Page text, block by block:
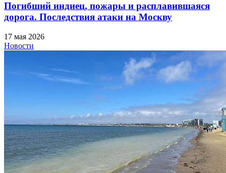
Погибший индиец, пожары и расплавившаяся
дорога. Последствия атаки на Москву
17 мая 2026
Новости